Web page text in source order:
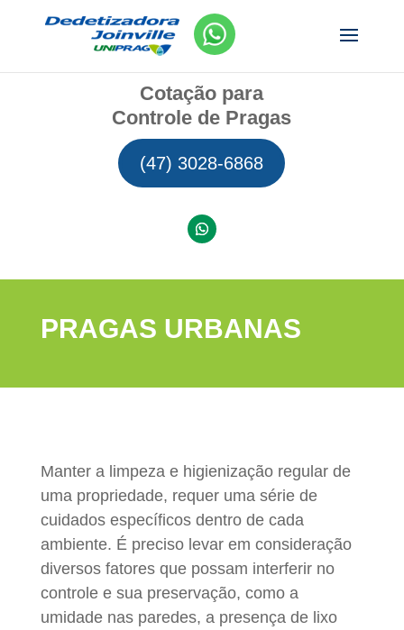
Cotação para
Controle de Pragas
(47) 3028-6868
PRAGAS URBANAS
Manter a limpeza e higienização regular de
uma propriedade, requer uma série de
cuidados específicos dentro de cada
ambiente. É preciso levar em consideração
diversos fatores que possam interferir no
controle e sua preservação, como a
umidade nas paredes, a presença de lixo